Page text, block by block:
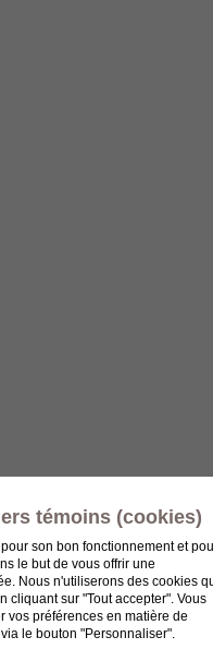
témoins (cookies)
son bon fonctionnement et
le but de vous offrir une
Nous n'utiliserons des cookies
cliquant sur "Tout accepter". Vous
vos préférences en matière de
le bouton "Personnaliser".